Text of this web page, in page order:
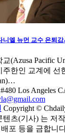
엘 뉴먼 교수 은퇴감
(Azusa Pacific
주한인 교계에 선
Los Angeles
Copyright ©
텐츠(기사) 는 저
포 등을 금합니